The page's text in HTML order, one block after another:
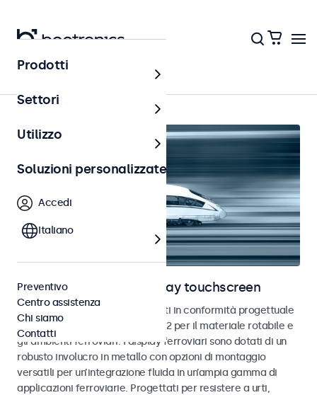
Home
Monitor ferroviari e display touchscreen
Monitor e touchscreen sviluppati in conformità progettuale
alle norme EN 50155 e EN 45545-2 per il materiale rotabile e
gli ambienti ferroviari. I display ferroviari sono dotati di un
robusto involucro in metallo con opzioni di montaggio
versatili per un’integrazione fluida in un’ampia gamma di
applicazioni ferroviarie. Progettati per resistere a urti,
Prodotti
Settori
Utilizzo
Soluzioni personalizzate
Accedi
Italiano
Preventivo
Centro assistenza
Chi siamo
Contatti